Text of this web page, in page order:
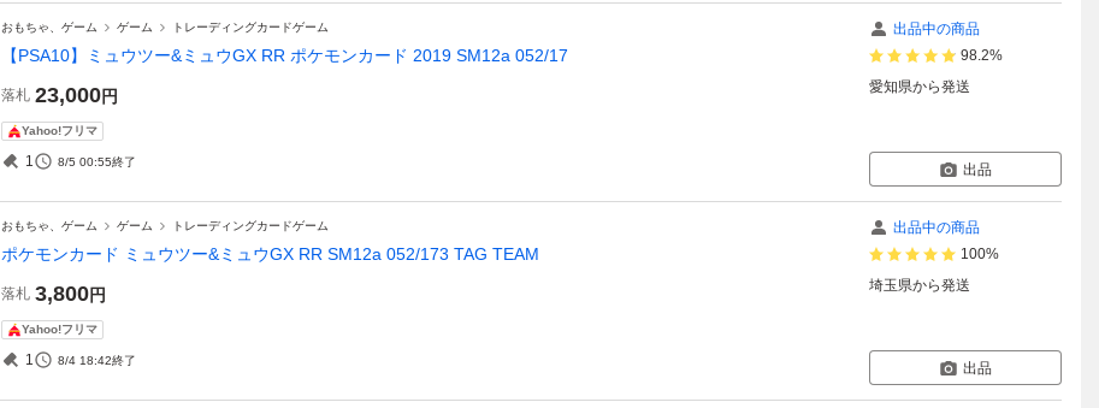
おもちゃ、ゲーム ゲーム トレーディングカードゲーム
【PSA10】ミュウツー&ミュウGX RR ポケモンカード 2019 SM12a 052/17
落札 23,000円
Yahoo!フリマ
1 8/5 00:55終了
出品中の商品
98.2%
愛知県から発送
出品
おもちゃ、ゲーム ゲーム トレーディングカードゲーム
ポケモンカード ミュウツー&ミュウGX RR SM12a 052/173 TAG TEAM
落札 3,800円
Yahoo!フリマ
1 8/4 18:42終了
出品中の商品
100%
埼玉県から発送
出品